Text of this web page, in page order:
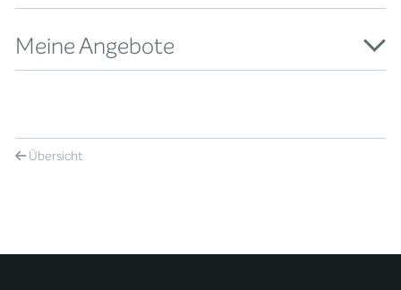
Meine Angebote
Übersicht